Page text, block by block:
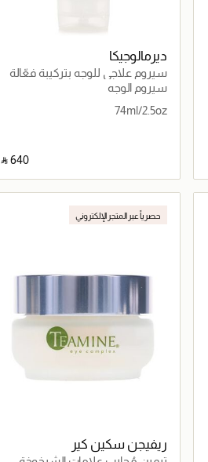
ديرمالوجيكا
سيروم علاجي للوجه بتركيبة فعّالة
متقدمة
سيروم الوجه
74ml/2.5oz
‎ ⃁ ⁦640⁩ ‎
جاري تحميل التفاصيل
حصرياً عبر المتجر الإلكتروني
ريفيجن سكين كير